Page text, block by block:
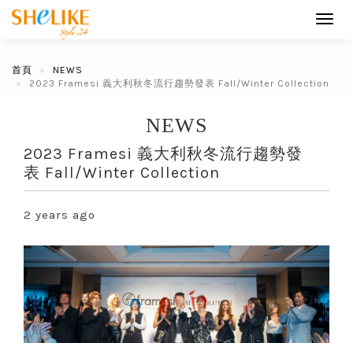
首頁
NEWS
2023 Framesi 義大利秋冬流行趨勢發表 Fall/Winter Collection
NEWS
2023 Framesi 義大利秋冬流行趨勢發
表 Fall/Winter Collection
2 years ago